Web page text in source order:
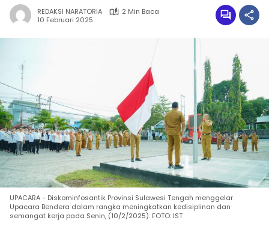
REDAKSI NARATORIA
2 Min Baca
10 Februari 2025
UPACARA - Diskominfosantik Provinsi Sulawesi Tengah menggelar
Upacara Bendera dalam rangka meningkatkan kedisiplinan dan
semangat kerja pada Senin, (10/2/2025). FOTO: IST